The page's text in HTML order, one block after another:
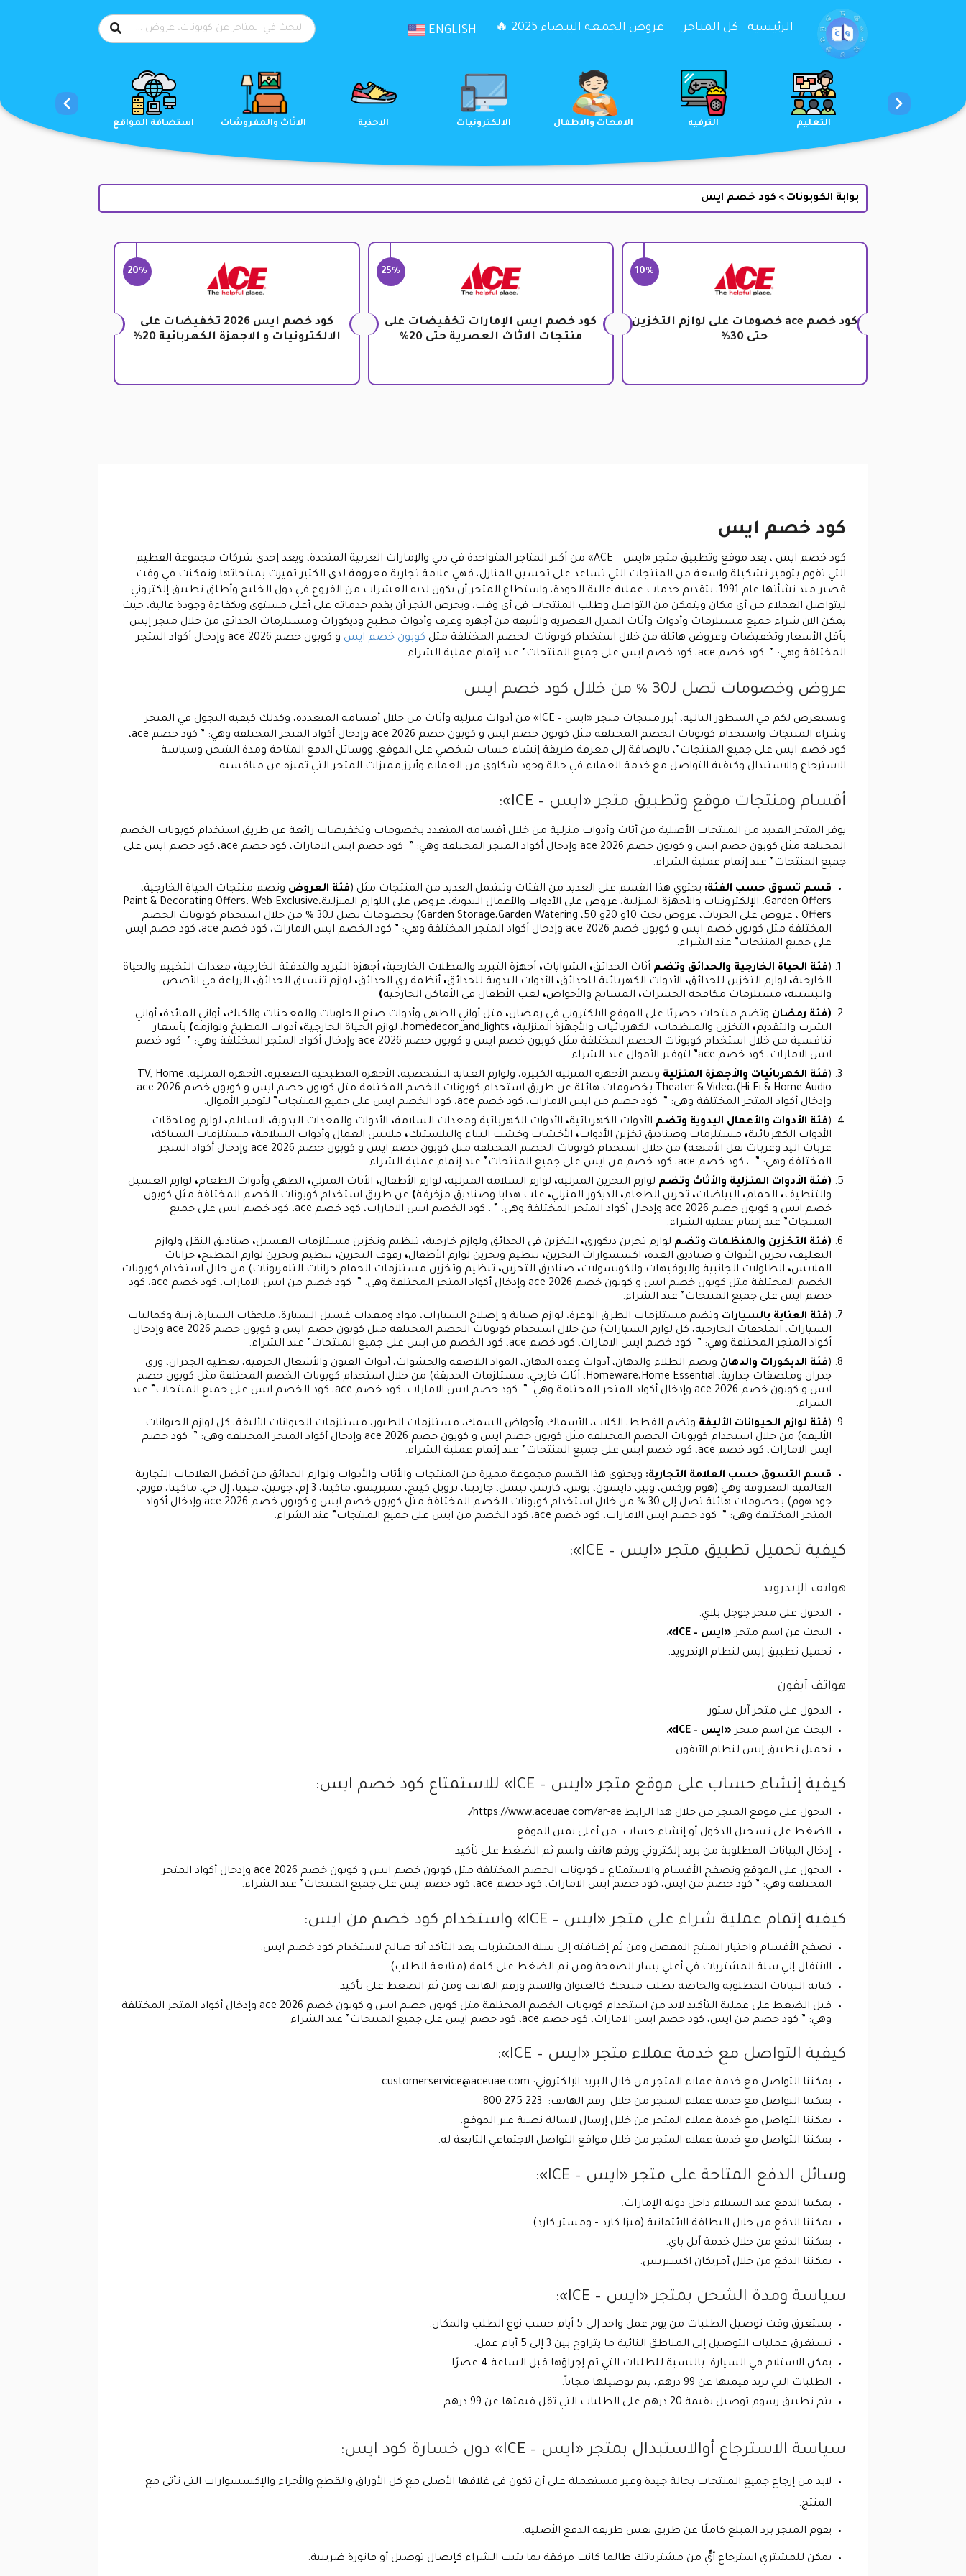
تخطي إلى المحتوى
الرئيسية كل المتاجر عروض الجمعة البيضاء 2025 🔥 ENGLISH
استضافة المواقع الاثاث والمفروشات الاحذية الالكترونيات الامهات والاطفال الترفيه التعليم الجمال والعناية الخدمات
بوابة الكوبونات > كود خصم ايس
10%
كود خصم ace خصومات على لوازم التخزين
حتى 30%
25%
كود خصم ايس الإمارات تخفيضات على
منتجات الاثاث العصرية حتى 20%
20%
كود خصم ايس 2026 تخفيضات على
الالكترونيات و الاجهزة الكهربائية 20%
كود خصم ايس
كود خصم ايس ، يعد موقع وتطبيق متجر «ايس – ACE»
من أكبر المتاجر المتواجدة في دبي والإمارات العربية المتحدة، ويعد إحدى شركات مجموعة الفطيم
التي تقوم بتوفير تشكيلة واسعة من المنتجات التي تساعد على تحسين المنازل، فهي علامة تجارية معروفة لدى الكثير تميزت بمنتجاتها وتمكنت في وقت
قصير منذ نشأتها عام 1991، بتقديم خدمات عملية عالية الجودة، واستطاع المتجر أن يكون لديه العشرات من الفروع في دول الخليج وأطلق تطبيق إلكتروني
ليتواصل العملاء من أي مكان ويتمكن من التواصل وطلب المنتجات في أي وقت، ويحرص التجر أن يقدم خدماته على أعلى مستوى وبكفاءة وجودة عالية، حيث
يمكن الآن شراء جميع مستلزمات وأدوات وأثاث المنزل العصرية والأنيقة من أجهزة وغرف وأدوات مطبخ وديكورات ومستلزمات الحدائق من خلال متجر إيس
بأقل الأسعار وتخفيضات وعروض هائلة من خلال استخدام كوبونات الخصم المختلفة مثل كوبون خصم ايس
و كوبون خصم ace 2026 وإدخال أكواد المتجر
المختلفة وهي: ” كود خصم ace، كود خصم ايس على جميع المنتجات” عند إتمام عملية الشراء.
عروض وخصومات تصل لـ30 % من خلال كود خصم ايس
ونستعرض لكم في السطور التالية، أبرز منتجات متجر «ايس – ICE»
من أدوات منزلية وأثاث من خلال أقسامه المتعددة، وكذلك كيفية التجول في المتجر
وشراء المنتجات واستخدام كوبونات الخصم المختلفة مثل كوبون خصم ايس و كوبون خصم ace 2026 وإدخال أكواد المتجر المختلفة وهي: ” كود خصم ace،
كود خصم ايس على جميع المنتجات”، بالإضافة إلى معرفة طريقة إنشاء حساب شخصي على الموقع، ووسائل الدفع المتاحة ومدة الشحن وسياسة
الاسترجاع والاستبدال وكيفية التواصل مع خدمة العملاء في حالة وجود شكاوى من العملاء وأبرز مميزات المتجر التي تميزه عن منافسيه.
أقسام ومنتجات موقع وتطبيق متجر «ايس – ICE»:
يوفر المتجر العديد من المنتجات الأصلية من أثاث وأدوات منزلية من خلال أقسامه المتعدد بخصومات وتخفيضات رائعة عن طريق استخدام كوبونات الخصم
المختلفة مثل كوبون خصم ايس و كوبون خصم ace 2026 وإدخال أكواد المتجر المختلفة وهي: ” كود خصم ايس الامارات، كود خصم ace، كود خصم ايس على
جميع المنتجات” عند إتمام عملية الشراء.
قسم تسوق حسب الفئة: يحتوي هذا القسم على العديد من الفئات وتشمل العديد من المنتجات مثل (فئة العروض وتضم منتجات الحياة الخارجية،
Garden Offers، الإلكترونيات والأجهزة المنزلية، عروض على الأدوات والأعمال اليدوية، عروض على اللوازم المنزلية،Paint & Decorating Offers، Web Exclusive
Offers ، عروض على الخزنات، عروض تحت 10و 20و 50، Garden Storage،Garden Watering) بخصومات تصل لـ30 % من خلال استخدام كوبونات الخصم
المختلفة مثل كوبون خصم ايس و كوبون خصم ace 2026 وإدخال أكواد المتجر المختلفة وهي: ” كود الخصم ايس الامارات، كود خصم ace، كود خصم ايس
على جميع المنتجات” عند الشراء.
(فئة الحياة الخارجية والحدائق وتضم أثاث الحدائق، الشوايات، أجهزة التبريد والمظلات الخارجية، أجهزة التبريد والتدفئة الخارجية، معدات التخييم والحياة
الخارجية، لوازم التخزين للحدائق، الأدوات الكهربائية للحدائق، الأدوات اليدوية للحدائق، أنظمة ري الحدائق، لوازم تنسيق الحدائق، الزراعة في الأصص
والبستنة، مستلزمات مكافحة الحشرات، المسابح والأحواض، لعب الأطفال في الأماكن الخارجية)
(فئة رمضان وتضم منتجات حصريًا على الموقع الالكتروني في رمضان، مثل أواني الطهي وأدوات صنع الحلويات والمعجنات والكيك، أواني المائدة، أواني
الشرب والتقديم، التخزين والمنظمات، الكهربائيات والأجهزة المنزلية، homedecor_and_lights، لوازم الحياة الخارجية ، أدوات المطبخ ولوازمه) بأسعار
تنافسية من خلال استخدام كوبونات الخصم المختلفة مثل كوبون خصم ايس و كوبون خصم ace 2026 وإدخال أكواد المتجر المختلفة وهي: ” كود خصم
ايس الامارات، كود خصم ace” لتوفير الأموال عند الشراء.
(فئة الكهربائيات والأجهزة المنزلية
وتضم الأجهزة المنزلية الكبيرة، ولوازم العناية الشخصية، الأجهزة المطبخية الصغيرة، الأجهزة المنزلية، TV, Home
Theater & Video،(Hi-Fi & Home Audio بخصومات هائلة عن طريق استخدام كوبونات الخصم المختلفة مثل كوبون خصم ايس و كوبون خصم ace 2026
وإدخال أكواد المتجر المختلفة وهي: ” كود خصم من ايس الامارات، كود خصم ace، كود الخصم ايس على جميع المنتجات” لتوفير الأموال.
(فئة الأدوات والأعمال اليدوية وتضم الأدوات الكهربائية، الأدوات الكهربائية ومعدات السلامة، الأدوات والمعدات اليدوية، السلالم، لوازم وملحقات
الأدوات الكهربائية، مستلزمات وصناديق تخزين الأدوات، الأخشاب وخشب البناء والبلاستيك، ملابس العمال وأدوات السلامة، مستلزمات السباكة،
عربات اليد وعربات نقل الأمتعة)
من خلال استخدام كوبونات الخصم المختلفة مثل كوبون خصم ايس و كوبون خصم ace 2026 وإدخال أكواد المتجر
المختلفة وهي: ” ، كود خصم ace، كود خصم من ايس على جميع المنتجات” عند إتمام عملية الشراء.
(فئة الأدوات المنزلية والأثاث وتضم لوازم التخزين المنزلية، لوازم السلامة المنزلية، لوازم الأطفال، الأثاث المنزلي، الطهي وأدوات الطعام، لوازم الغسيل
والتنظيف، الحمام، البياضات، تخزين الطعام، الديكور المنزلي، علب هدايا وصناديق مزخرفة) عن طريق استخدام كوبونات الخصم المختلفة مثل كوبون
خصم ايس و كوبون خصم ace 2026 وإدخال أكواد المتجر المختلفة وهي: ” ، كود الخصم ايس الامارات، كود خصم ace، كود خصم ايس على جميع
المنتجات” عند إتمام عملية الشراء.
(فئة التخزين والمنظمات وتضم لوازم تخزين ديكوري، التخزين في الحدائق ولوازم خارجية، تنظيم وتخزين مستلزمات الغسيل، صناديق النقل ولوازم
التغليف، تخزين الأدوات و صناديق العدة، اكسسوارات التخزين، تنظيم وتخزين لوازم الأطفال، رفوف التخزين، تنظيم وتخزين لوازم المطبخ، خزانات
الملابس، الطاولات الجانبية والبوفيهات والكونسولات، صناديق التخزين، تنظيم وتخزين مستلزمات الحمام خزانات التلفزيونات) من خلال استخدام كوبونات
الخصم المختلفة مثل كوبون خصم ايس و كوبون خصم ace 2026 وإدخال أكواد المتجر المختلفة وهي: ” كود خصم من ايس الامارات، كود خصم ace، كود
خصم ايس على جميع المنتجات” عند الشراء.
(فئة العناية بالسيارات وتضم مستلزمات الطرق الوعرة، لوازم صيانة و إصلاح السيارات، مواد ومعدات غسيل السيارة، ملحقات السيارة، زينة وكماليات
السيارات، الملحقات الخارجية، كل لوازم السيارات) من خلال استخدام كوبونات الخصم المختلفة مثل كوبون خصم ايس و كوبون خصم ace 2026 وإدخال
أكواد المتجر المختلفة وهي: ” كود خصم ايس الامارات، كود خصم ace، كود الخصم من ايس على جميع المنتجات” عند الشراء.
(فئة الديكورات والدهان وتضم الطلاء والدهان، أدوات وعدة الدهان، المواد اللاصقة والحشوات، أدوات الفنون والأشغال الحرفية، تغطية الجدران، ورق
جدران وملصقات جدارية، Homeware،Home Essential، أثاث خارجي، مستلزمات الحديقة) من خلال استخدام كوبونات الخصم المختلفة مثل كوبون خصم
ايس و كوبون خصم ace 2026 وإدخال أكواد المتجر المختلفة وهي: ” كود خصم ايس الامارات، كود خصم ace، كود الخصم ايس على جميع المنتجات” عند
الشراء.
(فئة لوازم الحيوانات الأليفة وتضم القطط، الكلاب، الأسماك وأحواض السمك، مستلزمات الطيور، مستلزمات الحيوانات الأليفة، كل لوازم الحيوانات
الأليفة) من خلال استخدام كوبونات الخصم المختلفة مثل كوبون خصم ايس و كوبون خصم ace 2026 وإدخال أكواد المتجر المختلفة وهي: ” كود خصم
ايس الامارات، كود خصم ace، كود خصم ايس على جميع المنتجات” عند إتمام عملية الشراء.
قسم التسوق حسب العلامة التجارية: ويحتوي هذا القسم مجموعة مميزة من المنتجات والأثاث والأدوات ولوازم الحدائق من أفضل العلامات التجارية
العالمية المعروفة وهي (هوم وركس، ويبر، دايسون، بوش، كارشر، بيسل، جاردينا، برويل كينج، نسبريسو، ماكيتا، 3 إم، جوتين، ميديا، إل جي، ماكيتا، فورم،
جود هوم) بخصومات هائلة تصل إلى 30 % من خلال استخدام كوبونات الخصم المختلفة مثل كوبون خصم ايس و كوبون خصم ace 2026 وإدخال أكواد
المتجر المختلفة وهي: ” كود خصم ايس الامارات، كود خصم ace، كود الخصم من ايس على جميع المنتجات” عند الشراء.
كيفية تحميل تطبيق متجر «ايس – ICE»:
هواتف الإندرويد
الدخول على متجر جوجل بلاي.
البحث عن اسم متجر «ايس – ICE».
تحميل تطبيق إيس لنظام الإندرويد.
هواتف آيفون
الدخول على متجر آبل ستور.
البحث عن اسم متجر «ايس – ICE».
تحميل تطبيق إيس لنظام الآيفون.
كيفية إنشاء حساب على موقع متجر «ايس – ICE» للاستمتاع كود خصم ايس:
الدخول على موقع المتجر من خلال هذا الرابط https://www.aceuae.com/ar-ae/.
الضغط على تسجيل الدخول أو إنشاء حساب من أعلى يمين الموقع.
إدخال البيانات المطلوبة من بريد إلكتروني ورقم هاتف واسم ثم الضغط على تأكيد.
الدخول على الموقع وتصفح الأقسام والاستمتاع بـ كوبونات الخصم المختلفة مثل كوبون خصم ايس و كوبون خصم ace 2026 وإدخال أكواد المتجر
المختلفة وهي: ” كود خصم من ايس، كود خصم ايس الامارات، كود خصم ace، كود خصم ايس على جميع المنتجات” عند الشراء.
كيفية إتمام عملية شراء على متجر «ايس – ICE» واستخدام كود خصم من ايس:
تصفح الأقسام واختيار المنتج المفضل ومن ثم إضافته إلى سلة المشتريات بعد التأكد أنه صالح لاستخدام كود خصم ايس.
الانتقال إلي سلة المشتريات في أعلي يسار الصفحة ومن ثم الضغط على كلمة (متابعة الطلب).
كتابة البيانات المطلوبة والخاصة بطلب منتجك كالعنوان والاسم ورقم الهاتف ومن ثم الضغط على تأكيد.
قبل الضغط على عملية التأكيد لابد من استخدام كوبونات الخصم المختلفة مثل كوبون خصم ايس و كوبون خصم ace 2026 وإدخال أكواد المتجر المختلفة
وهي: ” كود خصم من ايس، كود خصم ايس الامارات، كود خصم ace، كود خصم ايس على جميع المنتجات” عند الشراء
كيفية التواصل مع خدمة عملاء متجر «ايس – ICE»:
يمكننا التواصل مع خدمة عملاء المتجر من خلال البريد الإلكتروني: customerservice@aceuae.com
.
يمكننا التواصل مع خدمة عملاء المتجر من خلال رقم الهاتف: 223 275 800.
يمكننا التواصل مع خدمة عملاء المتجر من خلال إرسال لاسالة نصية عبر الموقع.
يمكننا التواصل مع خدمة عملاء المتجر من خلال مواقع التواصل الاجتماعي التابعة له.
وسائل الدفع المتاحة على متجر «ايس – ICE»:
يمكننا الدفع عند الاستلام داخل دولة الإمارات.
يمكننا الدفع من خلال البطاقة الائتمانية (فيزا كارد – ومستر كارد).
يمكننا الدفع من خلال خدمة آبل باي.
يمكننا الدفع من خلال أمريكان اكسبريس.
سياسة ومدة الشحن بمتجر «ايس – ICE»:
يستغرق وقت توصيل الطلبات من يوم عمل واحد إلى 5 أيام حسب نوع الطلب والمكان.
تستغرق عمليات التوصيل إلى المناطق النائية ما يتراوح بين 3 إلى 5 أيام عمل.
يمكن الاستلام في السيارة بالنسبة للطلبات التي تم إجراؤها قبل الساعة 4 عصرًا.
الطلبات التي تزيد قيمتها عن 99 درهم، يتم توصيلها مجاناً.
يتم تطبيق رسوم توصيل بقيمة 20 درهم على الطلبات التي تقل قيمتها عن 99 درهم.
سياسة الاسترجاع أوالاستبدال بمتجر «ايس – ICE» دون خسارة كود ايس:
لابد من إرجاع جميع المنتجات بحالة جيدة وغير مستعملة على أن تكون في غلافها الأصلي مع كل الأوراق والقطع والأجزاء والإكسسوارات التي تأتي مع
المنتج.
يقوم المتجر برد المبلغ كاملًا عن طريق نفس طريقة الدفع الأصلية.
يمكن للمشتري استرجاع أيٍّ من مشترياتك طالما كانت مرفقة بما يثبت الشراء كإيصال توصيل أو فاتورة ضريبية.